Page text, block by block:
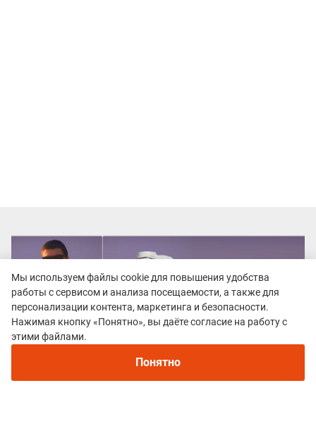
Мы используем файлы cookie для повышения удобства
работы с сервисом и анализа посещаемости, а также для
персонализации контента, маркетинга и безопасности.
Нажимая кнопку «Понятно», вы даёте согласие на работу с
этими файлами.
Понятно